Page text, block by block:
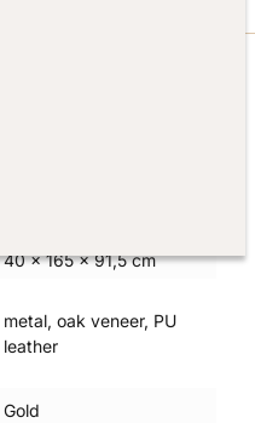
40 × 165 × 91,5 cm
metal, oak veneer, PU
leather
Gold